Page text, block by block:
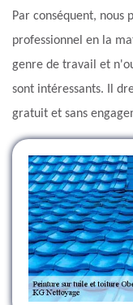
Par conséquent, nous
professionnel en la
genre de travail et
sont intéressants. Il
gratuit et sans